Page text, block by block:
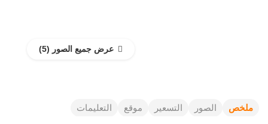
عرض جميع الصور
ملخص الصور التسعير موقع التعليمات